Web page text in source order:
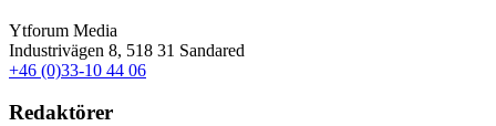
Ytforum Media
Industrivägen 8, 518 31 Sandared
+46 (0)33-10 44 06
Redaktörer